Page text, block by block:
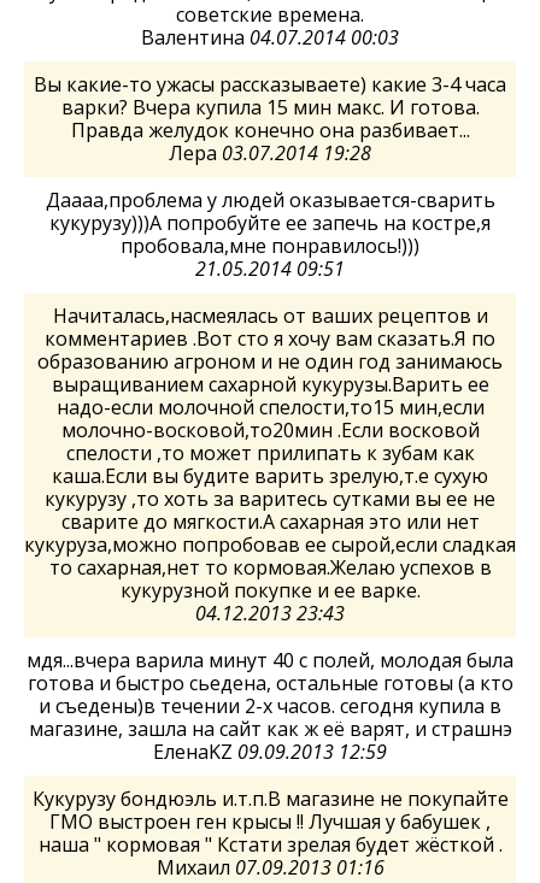
советские времена.
Валентина 04.07.2014 00:03
Вы какие-то ужасы рассказываете) какие 3-4 часа
варки? Вчера купила 15 мин макс. И готова.
Правда желудок конечно она разбивает...
Лера 03.07.2014 19:28
Даааа,проблема у людей оказывается-сварить
кукурузу)))А попробуйте ее запечь на костре,я
пробовала,мне понравилось!)))
21.05.2014 09:51
Начиталась,насмеялась от ваших рецептов и
комментариев .Вот сто я хочу вам сказать.Я по
образованию агроном и не один год занимаюсь
выращиванием сахарной кукурузы.Варить ее
надо-если молочной спелости,то15 мин,если
молочно-восковой,то20мин .Если восковой
спелости ,то может прилипать к зубам как
каша.Если вы будите варить зрелую,т.е сухую
кукурузу ,то хоть за варитесь сутками вы ее не
сварите до мягкости.А сахарная это или нет
кукуруза,можно попробовав ее сырой,если сладкая
то сахарная,нет то кормовая.Желаю успехов в
кукурузной покупке и ее варке.
04.12.2013 23:43
мдя...вчера варила минут 40 с полей, молодая была
готова и быстро сьедена, остальные готовы (а кто
и съедены)в течении 2-х часов. сегодня купила в
магазине, зашла на сайт как ж её варят, и страшнэ
ЕленаKZ 09.09.2013 12:59
Кукурузу бондюэль и.т.п.В магазине не покупайте
ГМО выстроен ген крысы !! Лучшая у бабушек ,
наша " кормовая " Кстати зрелая будет жёсткой .
Михаил 07.09.2013 01:16